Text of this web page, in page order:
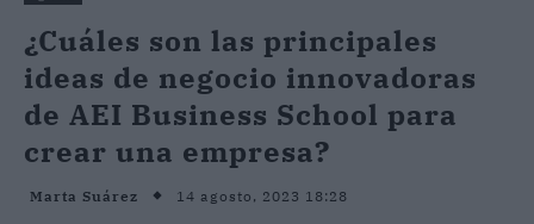
¿Cuáles son las principales
ideas de negocio innovadoras
de AEI Business School para
crear una empresa?
Marta Suárez 14 agosto, 2023 18:28